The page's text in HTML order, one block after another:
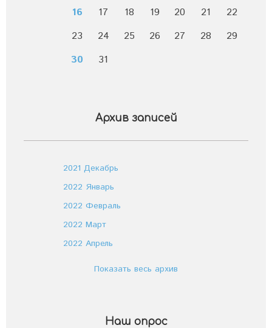
16
17 18 19 20 21
22
23
24 25 26 27 28
29
30
31
Архив записей
2021 Декабрь
2022 Январь
2022 Февраль
2022 Март
2022 Апрель
Показать весь архив
Наш опрос